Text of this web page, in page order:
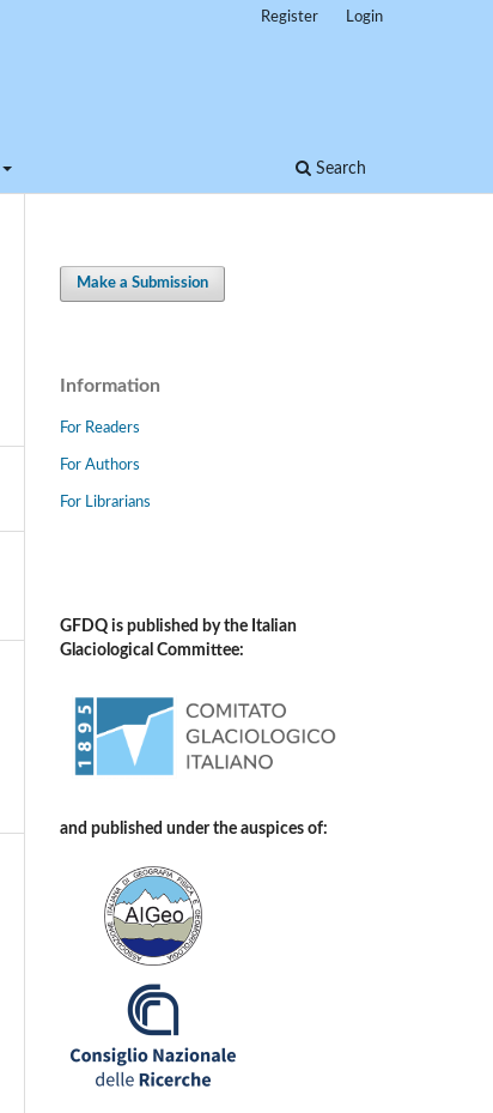
Search
Register Login
Make a Submission
Information
For Readers
For Authors
For Librarians
GFDQ is published by the Italian
Glaciological Committee:
and published under the auspices of: